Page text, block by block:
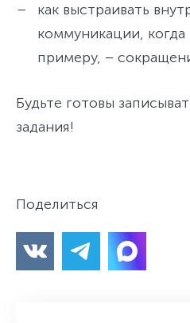
как выстраивать
коммуникации, когда
примеру, –
Будьте готовы
задания!
Поделиться